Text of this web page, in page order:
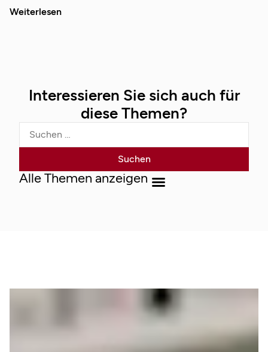
Weiterlesen
Interessieren Sie sich auch für
diese Themen?
Alle Themen anzeigen